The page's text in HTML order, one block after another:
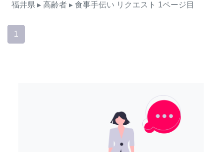
福井県 ▸ 高齢者 ▸ 食事手伝い リクエスト 1ページ目
1